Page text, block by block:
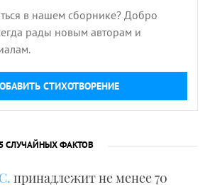
в нашем сборнике? Добро
рады новым авторам и
СТИХОТВОРЕНИЕ
5 СЛУЧАЙНЫХ ФАКТОВ
принадлежит не менее 70